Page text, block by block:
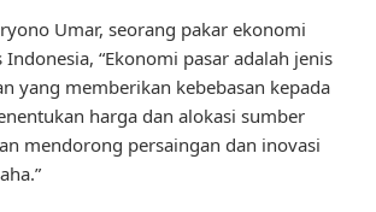
Umar, seorang pakar ekonomi
“Ekonomi pasar adalah jenis
yang memberikan kebebasan kepada
harga dan alokasi sumber
mendorong persaingan dan inovasi